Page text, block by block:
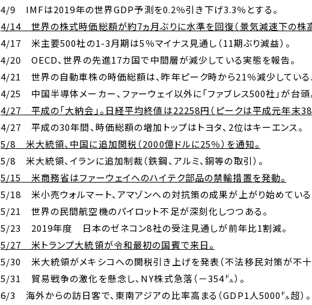
4/9
IMFは2019年の世界GDP予測を0.2％引き下げ3.3％とする。
4/14 世界の株式時価総額が約7ヵ月ぶりに水準を回復（景気減速下の株高
4/17 米主要500社の1-3月期は5％マイナス見通し（11期ぶり減益）。
4/20
OECD、世界の先進17カ国で中間層が減少している実態を報告。
4/21
世界の自動車株の時価総額は、昨年ピーク時から21％減少している
4/25
中国半導体メーカー、ファーウェイ以外に「ファブレス500社」が台頭
4/27 平成の「大納会」。日経平均終値は22258円（ピークは平成元年末
4/27 平成の30年間、時価総額の増加トップはトヨタ、 2位はキーエンス。
5/8 米大統領、中国に追加関税（2000億ドルに25％）を通知。
5/8 米大統領、イランに追加制裁（鉄鋼、アルミ、銅等の取引）。
5/15
米商務省はファーウェイへのハイテク部品の禁輸措置を発動。
5/18 米小売ウォルマート、アマゾンへの対抗策の成果が上がり始めている
5/21
世界の民間航空機のパイロット不足が深刻化しつつある。
5/23
2019年度 日本のゼネコン8社の受注見通しが前年比1割減。
5/27 米トランプ大統領が令和最初の国賓で来日。
5/30
米大統領がメキシコへの関税引き上げを発表（不法移民対策が不十
5/31
貿易戦争の激化を懸念し、 NY株式急落（－354㌦）。
6/3
海外からの訪日客で、東南アジアの比率高まる（GDP1人5000㌦超）。